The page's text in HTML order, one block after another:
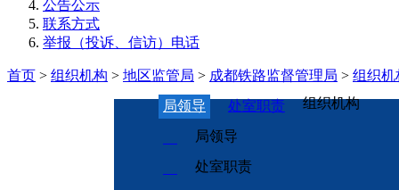
公告公示
联系方式
举报（投诉、信访）电话
首页 > 组织机构 > 地区监管局 > 成都铁路监督管理局 > 组织机
局领导
处室职责 组织机构
局领导
处室职责